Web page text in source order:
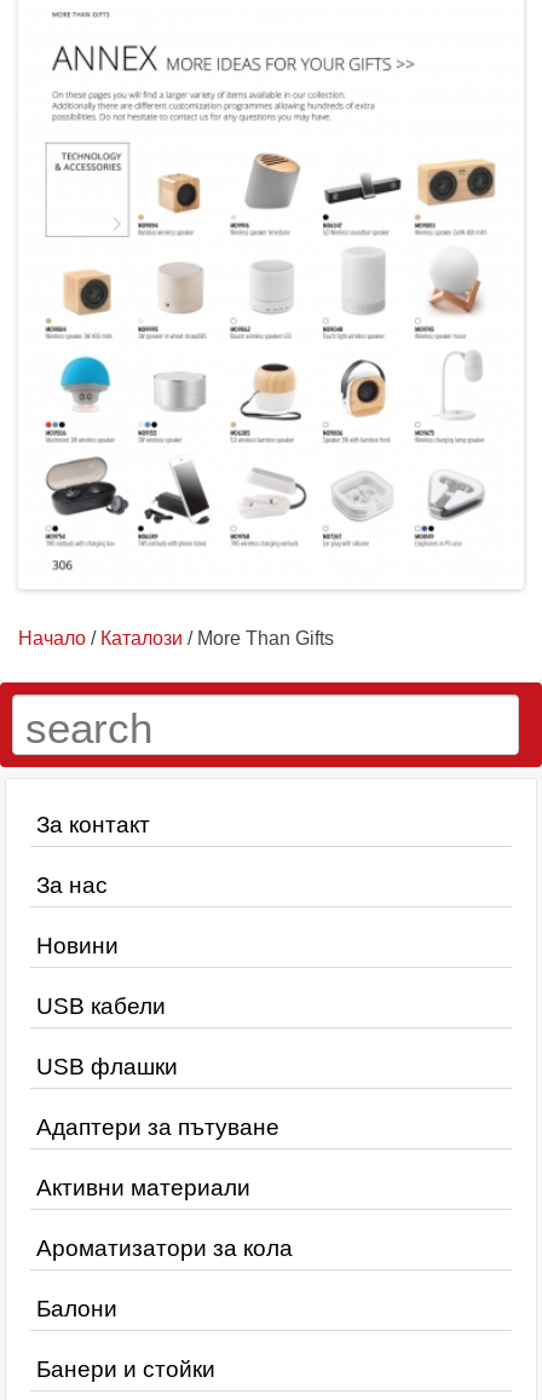
Начало / Каталози / More Than Gifts
За контакт
За нас
Новини
USB кабели
USB флашки
Адаптери за пътуване
Активни материали
Ароматизатори за кола
Балони
Банери и стойки